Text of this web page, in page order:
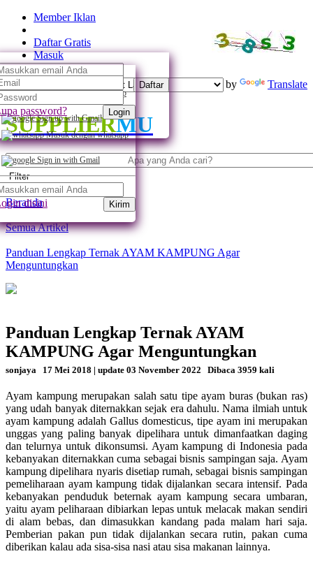
Member Iklan
Daftar Gratis
Daftar
Daftar dengan whatsapp
Sign up with Gmail
Masuk
password? Login
Masuk dengan whatsapp
Sign in with Gmail
disini Kirim
Powered by Translate
SUPPLIERMU
Filter
Beranda
Semua Artikel
Panduan Lengkap Ternak AYAM KAMPUNG Agar
Menguntungkan
Panduan Lengkap Ternak AYAM
KAMPUNG Agar Menguntungkan
sonjaya 17 Mei 2018 | update 03 November 2022 Dibaca 3959 kali
Ayam kampung merupakan salah satu tipe ayam buras (bukan ras)
yang udah banyak diternakkan sejak era dahulu. Nama ilmiah untuk
ayam kampung adalah Gallus domesticus, tipe ayam ini merupakan
unggas yang paling banyak dipelihara untuk dimanfaatkan daging
dan telurnya untuk dikonsumsi. Ayam kampung di Indonesia pada
kebanyakan diternakkan cuma sebagai bisnis sampingan saja. Ayam
kampung dipelihara nyaris disetiap rumah, sebagai bisnis sampingan
pemeliharaan ayam kampung tidak dijalankan secara intensif. Pada
kebanyakan penduduk beternak ayam kampung secara umbaran,
yaitu ayam peliharaan dibiarkan lepas untuk melacak makan sendiri
di alam bebas, dan dimasukkan kandang pada malam hari saja.
Pemberian pakan pun tidak dijalankan secara rutin, pakan cuma
diberikan kalau ada sisa-sisa nasi atau sisa makanan lainnya.